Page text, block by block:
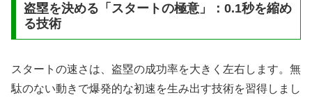
盗塁を決める「スタートの極意」：0.1秒を縮め
る技術
スタートの速さは、盗塁の成功率を大きく左右します。無
駄のない動きで爆発的な初速を生み出す技術を習得しまし